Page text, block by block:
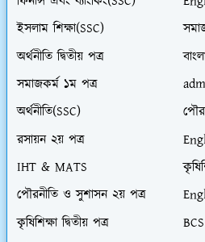
ইসলাম শিক্ষা(SSC)
অর্থনীতি দ্বিতীয় পত্র
সমাজকর্ম ১ম পত্র
অর্থনীতি(SSC)
রসায়ন ২য় পত্র
IHT & MATS
পৌরনীতি ও সুশাসন ২য় পত্র
কৃষিশিক্ষা দ্বিতীয় পত্র